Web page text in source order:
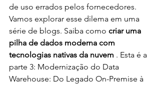
de uso errados pelos fornecedores.
Vamos explorar esse dilema em uma
série de blogs. Saiba como criar uma
pilha de dados moderna com
tecnologias nativas da nuvem . Esta é a
parte 3: Modernização do Data
Warehouse: Do Legado On-Premise à